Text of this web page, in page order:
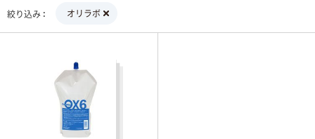
絞り込み オリラボ